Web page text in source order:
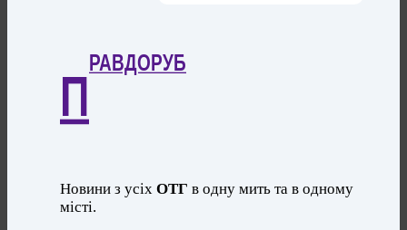
П
РАВДОРУБ
Новини з усіхОТГ в одну мить та в одному
місті.